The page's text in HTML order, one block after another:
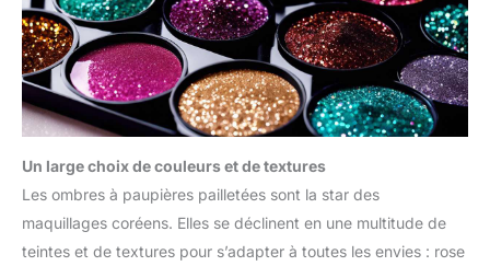
Un large choix de couleurs et de textures
Les ombres à paupières pailletées sont la star des
maquillages coréens. Elles se déclinent en une multitude de
teintes et de textures pour s’adapter à toutes les envies : rose